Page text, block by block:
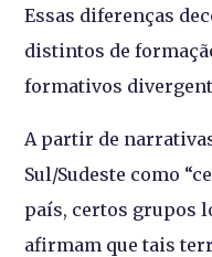
Essas diferenças
distintos de
formativos
A partir de
Sul/Sudeste como
país, certos grupos
afirmam que tais